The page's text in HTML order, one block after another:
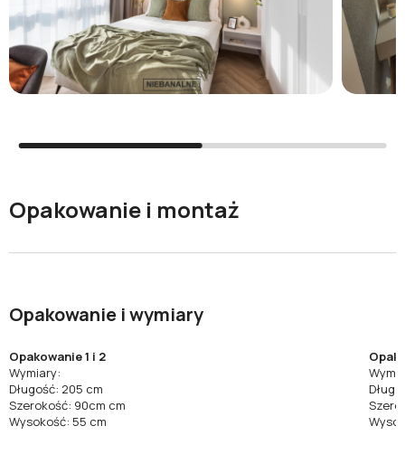
Opakowanie i montaż
Opakowanie i wymiary
Opakowanie 1 i 2
Wymiary:
Długość: 205 cm
Szerokość: 90cm cm
Wysokość: 55 cm